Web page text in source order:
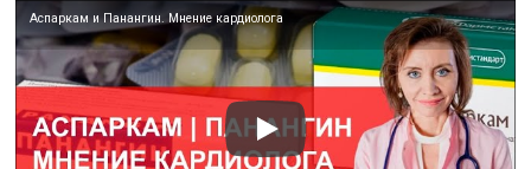
Аспаркам и Панангин. Мнение кардиолога